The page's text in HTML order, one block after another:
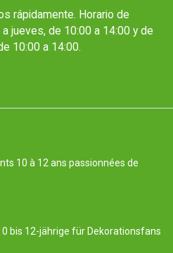
rápidamente. Horario de
jueves, de 10:00 a 14:00 y de
10:00 a 14:00.
10 à 12 ans passionnées de
bis 12-jährige für Dekorationsfans